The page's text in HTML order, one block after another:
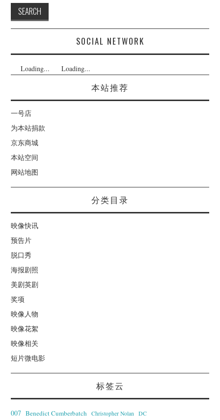
SOCIAL NETWORK
Loading... Loading...
本站推荐
一号店
为本站捐款
京东商城
本站空间
网站地图
分类目录
映像快讯
预告片
脱口秀
海报剧照
美剧英剧
奖项
映像人物
映像花絮
映像相关
短片微电影
标签云
007 Benedict Cumberbatch Christopher Nolan DC